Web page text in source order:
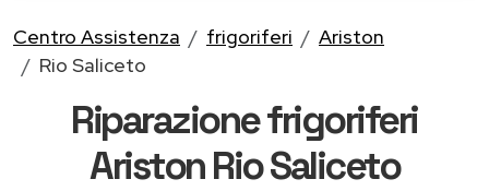
Centro Assistenza frigoriferi
Ariston
Rio Saliceto
Riparazionefrigoriferi
AristonRio Saliceto